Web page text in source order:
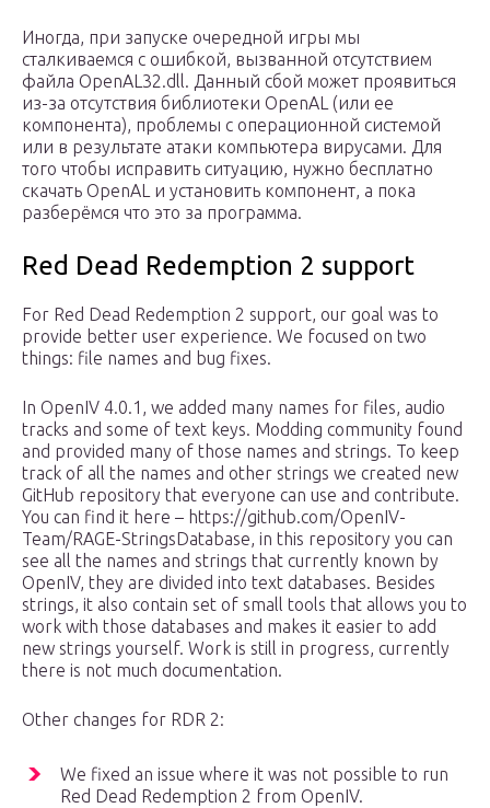
Иногда, при запуске очередной игры мы
сталкиваемся с ошибкой, вызванной отсутствием
файла OpenAL32.dll. Данный сбой может проявиться
из-за отсутствия библиотеки OpenAL (или ее
компонента), проблемы с операционной системой
или в результате атаки компьютера вирусами. Для
того чтобы исправить ситуацию, нужно бесплатно
скачать OpenAL и установить компонент, а пока
разберёмся что это за программа.
Red Dead Redemption 2 support
For Red Dead Redemption 2 support, our goal was to
provide better user experience. We focused on two
things: file names and bug fixes.
In OpenIV 4.0.1, we added many names for files, audio
tracks and some of text keys. Modding community found
and provided many of those names and strings. To keep
track of all the names and other strings we created new
GitHub repository that everyone can use and contribute.
You can find it here – https://github.com/OpenIV-
Team/RAGE-StringsDatabase, in this repository you can
see all the names and strings that currently known by
OpenIV, they are divided into text databases. Besides
strings, it also contain set of small tools that allows you to
work with those databases and makes it easier to add
new strings yourself. Work is still in progress, currently
there is not much documentation.
Other changes for RDR 2:
We fixed an issue where it was not possible to run
Red Dead Redemption 2 from OpenIV.